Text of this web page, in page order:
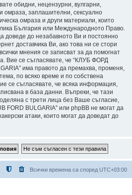
обидни, нецензурни, вулгарни,
омраза, заплашителни, сексуално
омраза и други материали, които
България или Международното Право.
доведе до незабавното Ви и постоянно
доставчика Ви, ако това ни се стори
мнения се записват за да помогнат
Вие се съгласявате, че “КЛУБ ФОРД
има правото да премахва, променя,
по всяко време и по собствена
се съгласявате, че всяка информация,
в база данни. Въпреки, че тази
с трети лица без Ваше съгласие,
BULGARIA” или phpBB не могат да
атаки, които могат да доведат до
Всички времена са според UTC+03:00